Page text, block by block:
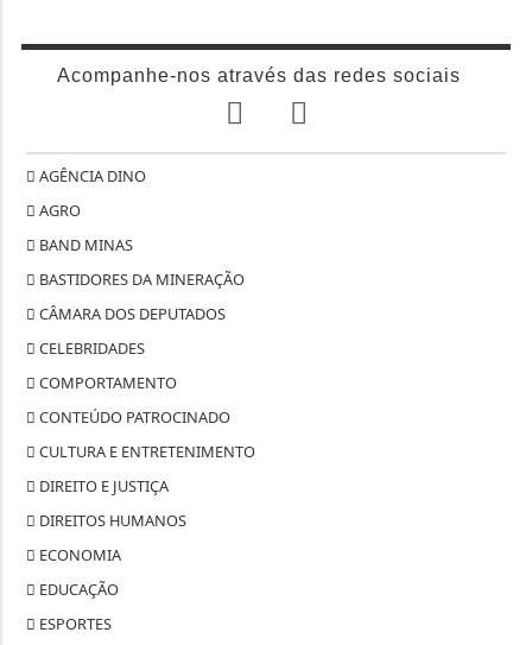
Acompanhe-nos através das redes sociais
AGÊNCIA DINO
AGRO
BAND MINAS
BASTIDORES DA MINERAÇÃO
CÂMARA DOS DEPUTADOS
CELEBRIDADES
COMPORTAMENTO
CONTEÚDO PATROCINADO
CULTURA E ENTRETENIMENTO
DIREITO E JUSTIÇA
DIREITOS HUMANOS
ECONOMIA
EDUCAÇÃO
ESPORTES